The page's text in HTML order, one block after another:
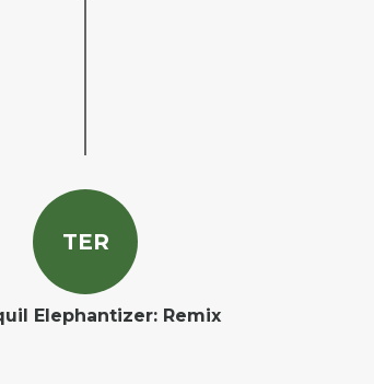
TER
Elephantizer: Remix